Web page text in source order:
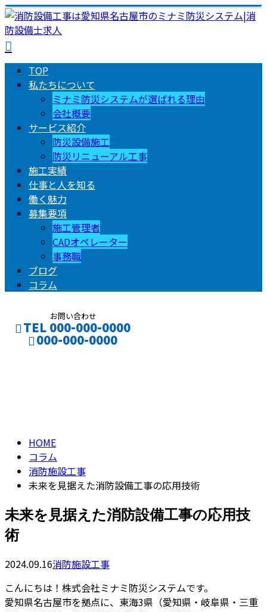
TOP
私たちについて
ミナミ防災システムが選ばれる理由
会社概要
サービス紹介
防災設備施工
防災リニューアル工事
施工実績
仕事と人を知る
働く魅力
募集要項
施工管理者
CADオペレーター
事務職
ブログ
コラム
お問い合わせ
TEL 000-000-0000
000-000-0000
HOME
コラム
消防施設工事
未来を見据えた消防設備工事の応用技術
未来を見据えた消防設備工事の応用技
術
2024.09.16消防施設工事
こんにちは！株式会社ミナミ防災システムです。
愛知県名古屋市を拠点に、東海3県（愛知県・岐阜県・三重